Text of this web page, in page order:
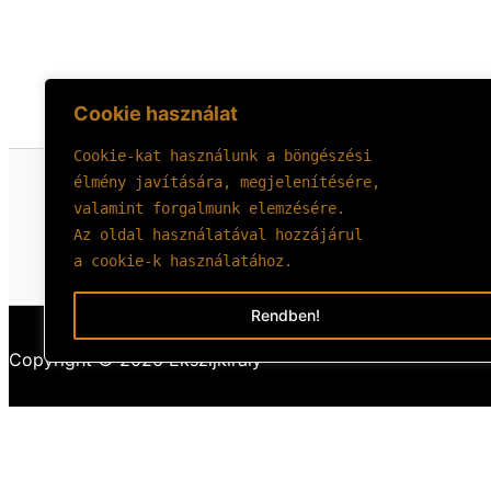
Cookie használat
Cookie-kat használunk a böngészési
élmény javítására, megjelenítésére,
valamint forgalmunk elemzésére.
Az oldal használatával hozzájárul
a cookie-k használatához.
Rendben!
Copyright © 2026 Ékszíjkirály